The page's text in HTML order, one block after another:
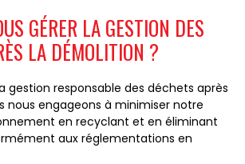
GÉRER LA GESTION DES
LA DÉMOLITION ?
gestion responsable des déchets après
nous engageons à minimiser notre
en recyclant et en éliminant
aux réglementations en